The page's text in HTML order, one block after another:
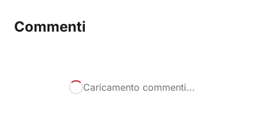
Commenti
Caricamento commenti...